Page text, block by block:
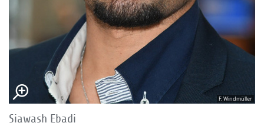
F. Windmüller
Siawash Ebadi